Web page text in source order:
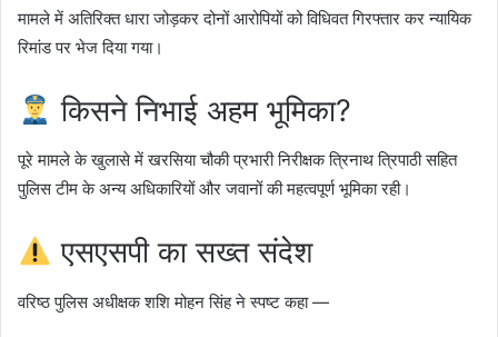
मामले में अतिरिक्त धारा जोड़कर दोनों आरोपियों को विधिवत गिरफ्तार कर न्यायिक
रिमांड पर भेज दिया गया।
किसने निभाई अहम भूमिका?
पूरे मामले के खुलासे में खरसिया चौकी प्रभारी निरीक्षक त्रिनाथ त्रिपाठी सहित
पुलिस टीम के अन्य अधिकारियों और जवानों की महत्वपूर्ण भूमिका रही।
एसएसपी का सख्त संदेश
वरिष्ठ पुलिस अधीक्षकशशि मोहन सिंहने स्पष्ट कहा —